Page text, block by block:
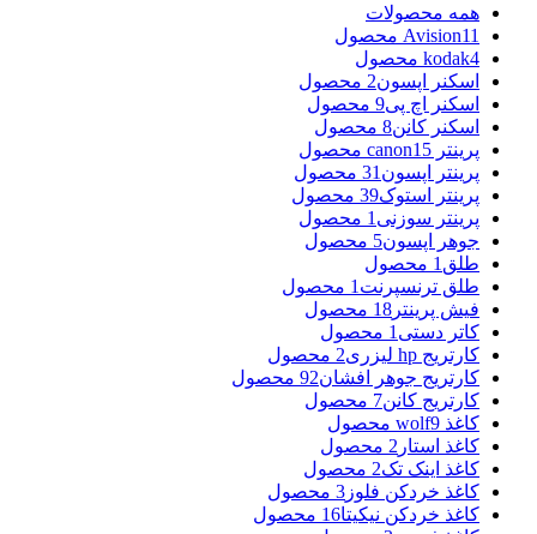
همه محصولات
Avision11 محصول
kodak4 محصول
اسکنر اپسون2 محصول
اسکنر اچ پی9 محصول
اسکنر کانن8 محصول
پرینتر canon 15 محصول
پرینتر اپسون 31 محصول
پرینتر استوک39 محصول
پرینتر سوزنی 1 محصول
جوهر اپسون5 محصول
طلق 1 محصول
طلق ترنسپرنت 1 محصول
فیش پرینتر 18 محصول
کاتر دستی 1 محصول
کارتریج hp لیزری
2 محصول
کارتریج جوهر افشان92 محصول
کارتریج کانن7 محصول
کاغذ wolf 9 محصول
کاغذ استار 2 محصول
کاغذ اینک تک2 محصول
کاغذ خردکن فلوز 3 محصول
کاغذ خردکن نیکیتا16 محصول